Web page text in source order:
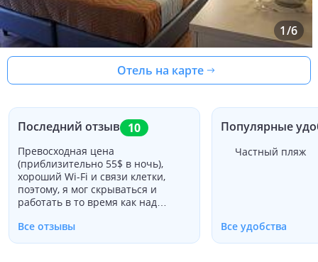
1/6
Отель на карте
Последний отзыв 10
Превосходная цена
(приблизительно 55$ в ночь),
хороший Wi-Fi и связи клетки,
поэтому, я мог скрываться и
работать в то время как над
отличную еду, превосходного
хозяина, очень
Все отзывы
Популярные
Частный пляж
Все удобства